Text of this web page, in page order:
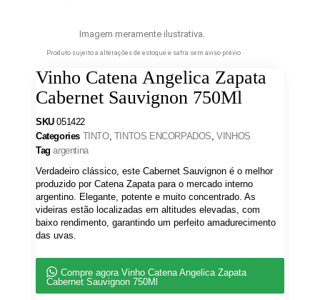
Imagem meramente ilustrativa.
Produto sujeito a alterações de estoque e safra sem aviso prévio
Vinho Catena Angelica Zapata
Cabernet Sauvignon 750Ml
SKU051422
Categories TINTO, TINTOS ENCORPADOS,VINHOS
Tag argentina
Verdadeiro clássico, este Cabernet Sauvignon é o melhor
produzido por Catena Zapata para o mercado interno
argentino. Elegante, potente e muito concentrado. As
videiras estão localizadas em altitudes elevadas, com
baixo rendimento, garantindo um perfeito amadurecimento
das uvas.
Compre agora Vinho Catena Angelica Zapata
Cabernet Sauvignon 750Ml